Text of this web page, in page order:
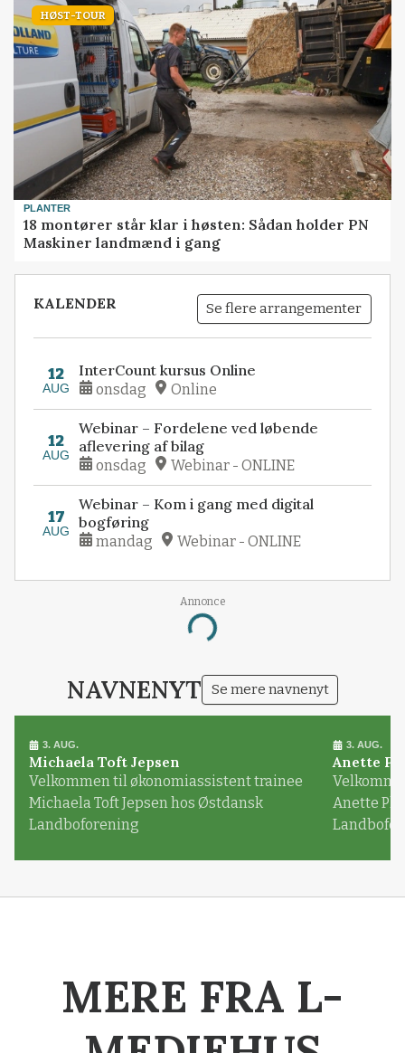
HØST-TOUR
PLANTER
18 montører står klar i høsten: Sådan holder PN
Maskiner landmænd i gang
KALENDER Se flere arrangementer
12
AUG
InterCount kursus Online
onsdag Online
12
AUG
Webinar – Fordelene ved løbende
aflevering af bilag
onsdag Webinar - ONLINE
17
AUG
Webinar – Kom i gang med digital
bogføring
mandag Webinar - ONLINE
Annonce
Loading...
NAVNENYT Se mere navnenyt
3. AUG.
Michaela Toft Jepsen
Velkommen til økonomiassistent trainee
Michaela Toft Jepsen hos Østdansk
Landboforening
3. AUG.
Anette
Anette
MERE FRA L-